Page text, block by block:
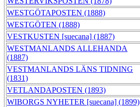
WESTGÖTAPOSTEN (1888)
WESTGÖTEN (1888)
VESTKUSTEN [suecana] (1887)
WESTMANLANDS ALLEHANDA
(1887)
VESTMANLANDS LÄNS TIDNING
(1831)
VETLANDAPOSTEN (1893)
WIBORGS NYHETER [suecana] (1899)